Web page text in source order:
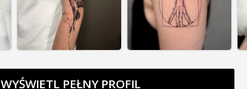
WYŚWIETL PEŁNY PROFIL